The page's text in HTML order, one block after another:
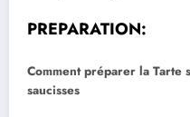
PREPARATION:
Comment préparer la Tarte
saucisses